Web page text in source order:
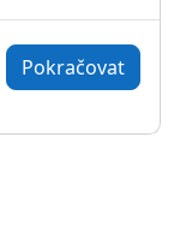
Pokračovat